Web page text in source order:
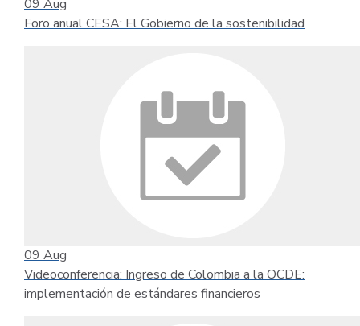
09 Aug
Foro anual CESA: El Gobierno de la sostenibilidad
09 Aug
Videoconferencia: Ingreso de Colombia a la OCDE:
implementación de estándares financieros